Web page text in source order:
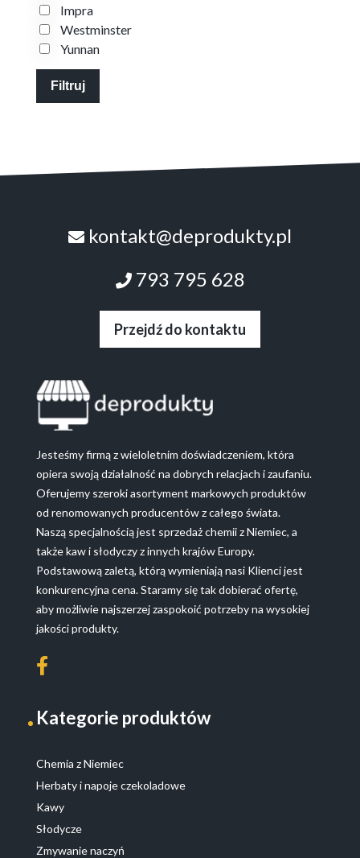
Impra
Westminster
Yunnan
Filtruj
kontakt@deprodukty.pl
793 795 628
Przejdź do kontaktu
Jesteśmy firmą z wieloletnim doświadczeniem, która
opiera swoją działalność na dobrych relacjach i zaufaniu.
Oferujemy szeroki asortyment markowych produktów
od renomowanych producentów z całego świata.
Naszą specjalnością jest sprzedaż chemii z Niemiec, a
także kaw i słodyczy z innych krajów Europy.
Podstawową zaletą, którą wymieniają nasi Klienci jest
konkurencyjna cena. Staramy się tak dobierać ofertę,
aby możliwie najszerzej zaspokoić potrzeby na wysokiej
jakości produkty.
Kategorie produktów
Chemia z Niemiec
Herbaty i napoje czekoladowe
Kawy
Słodycze
Zmywanie naczyń